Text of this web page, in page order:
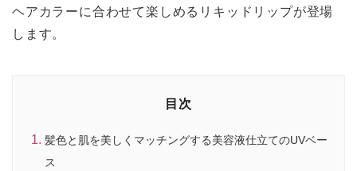
ヘアカラーに合わせて楽しめるリキッドリップが登場
します。
目次
髪色と肌を美しくマッチングする美容液仕立てのUVベー
ス